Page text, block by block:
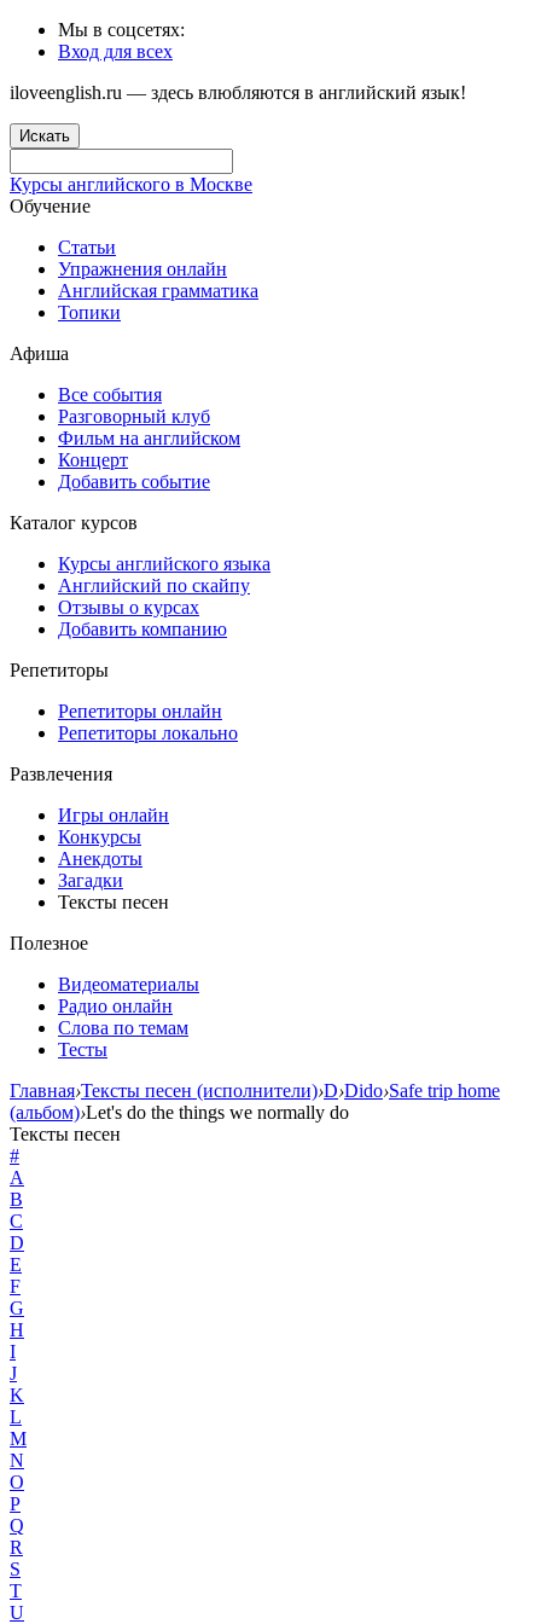
Мы в соцсетях:
Вход для всех
iloveenglish.ru — здесь влюбляются в английский язык!
Искать
Курсы английского в Москве
Обучение
Статьи
Упражнения онлайн
Английская грамматика
Топики
Афиша
Все события
Разговорный клуб
Фильм на английском
Концерт
Добавить событие
Каталог курсов
Курсы английского языка
Английский по скайпу
Отзывы о курсах
Добавить компанию
Репетиторы
Репетиторы онлайн
Репетиторы локально
Развлечения
Игры онлайн
Конкурсы
Анекдоты
Загадки
Тексты песен
Полезное
Видеоматериалы
Радио онлайн
Слова по темам
Тесты
Главная›Тексты песен (исполнители)›D›Dido›Safe trip home
(альбом)›Let's do the things we normally do
Тексты песен
#
A
B
C
D
E
F
G
H
I
J
K
L
M
N
O
P
Q
R
S
T
U